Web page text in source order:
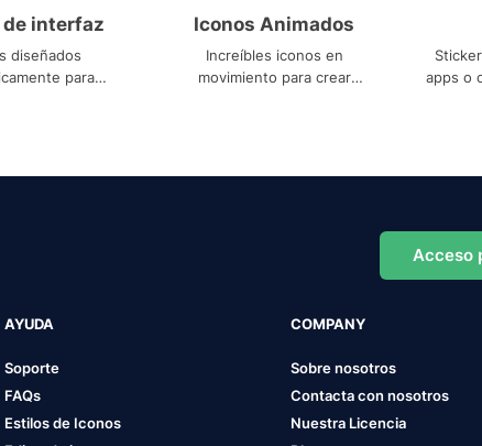
de interfaz
diseñados
para
Iconos Animados
Increíbles iconos en
movimiento para crear
apps o
Acceso
AYUDA
Soporte
FAQs
Estilos de Iconos
COMPANY
Sobre nosotros
Contacta con nosotros
Nuestra Licencia